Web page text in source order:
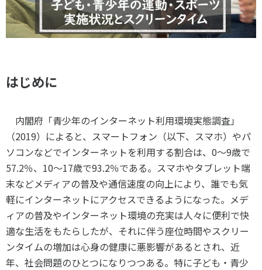
個人情報保護方針
ソーシャルメディア運営方針
© 2020
子どものスポーツ
障害者スポーツ
スポーツボランティア
健康とスポーツ
社会づくり
自治体との連携
各教育機関との連携
スポーツ振興団体との連携
【動画】スポーツでアクティブなまちづくり
はじめに
内閣府「青少年のインターネット利用環境実態調査」
（2019）によると、スマートフォン（以下、スマホ）やパ
ソコンなどでインターネットを利用する割合は、 0～9歳で
57.2％、 10～17歳で93.2％である。スマホやタブレット端
末などメディアの普及や通信速度の向上により、誰でも気
軽にインターネットにアクセスできるようになった。メデ
ィアの普及やインターネット環境の充実は人々に便利で快
適な生活をもたらしたが、それに伴う座位時間やスクリー
ンタイムの増加は心身の健康に悪影響があるとされ、近
年、社会問題のひとつになりつつある。特に子ども・青少